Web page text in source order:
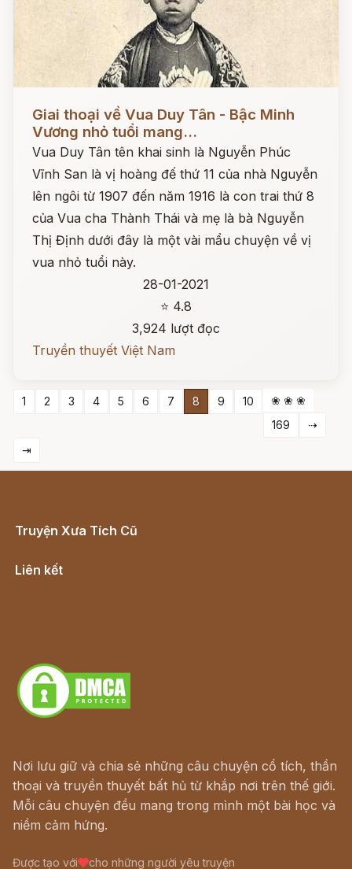
Giai thoại về Vua Duy Tân - Bậc Minh
Vương nhỏ tuổi mang...
Vua Duy Tân tên khai sinh là Nguyễn Phúc
Vĩnh San là vị hoàng đế thứ 11 của nhà Nguyễn
lên ngôi từ 1907 đến năm 1916 là con trai thứ 8
của Vua cha Thành Thái và mẹ là bà Nguyễn
Thị Định dưới đây là một vài mẩu chuyện về vị
vua nhỏ tuổi này.
28-01-2021
⭐ 4.8
3,924 lượt đọc
Truyền thuyết Việt Nam
1 2 3 4 5 6 7 8 9 10
❀ ❀ ❀
169
⇢
⇥
Truyện Xưa Tích Cũ
Liên kết
Nơi lưu giữ và chia sẻ những câu chuyện cổ tích, thần
thoại và truyền thuyết bất hủ từ khắp nơi trên thế giới.
Mỗi câu chuyện đều mang trong mình một bài học và
niềm cảm hứng.
Được tạo với cho những người yêu truyện